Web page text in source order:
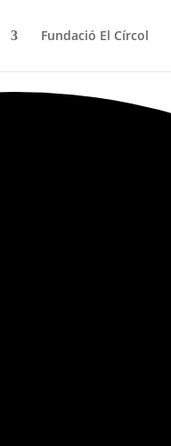
Fundació El Círcol